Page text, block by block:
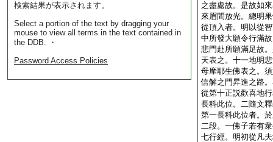
検索結果が表示されます。
Select a portion of the text by dragging your
mouse to view all terms in the text contained in
the DDB. ・
Password Access Policies
之盡處故。是故如
來眉間放光。總明
從頂入者。明以從
中所發大願令行滿
悲門赴所願滿足故
天表之。十一地明
母摩耶生佛表之。
信解之門昇進之路
從第十正説歡喜地
長科此位。二隨文
第一長科此位者。
二段。一佛子若有
七行經。明初從凡